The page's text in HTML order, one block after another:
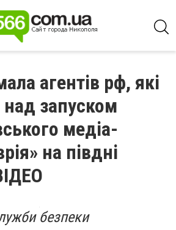
агентів рф, які
запуском
медіа-
на півдні
безпеки